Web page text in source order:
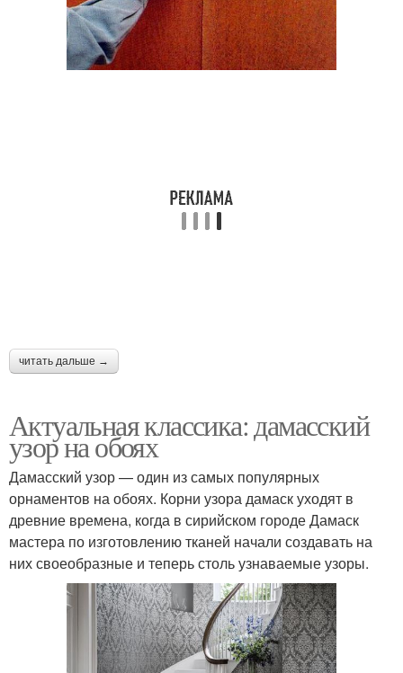
читать дальше →
Актуальная классика: дамасский
узор на обоях
Дамасский узор — один из самых популярных
орнаментов на обоях. Корни узора дамаск уходят в
древние времена, когда в сирийском городе Дамаск
мастера по изготовлению тканей начали создавать на
них своеобразные и теперь столь узнаваемые узоры.